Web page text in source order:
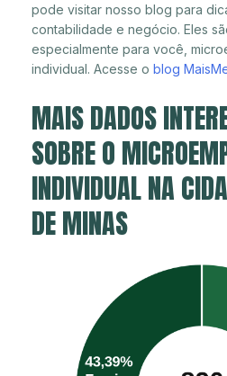
pode visitar nosso blog para
contabilidade e negócio. Eles
especialmente para você,
individual. Acesse o blog
MAIS DADOS
SOBRE O
INDIVIDUAL NA
DE MINAS